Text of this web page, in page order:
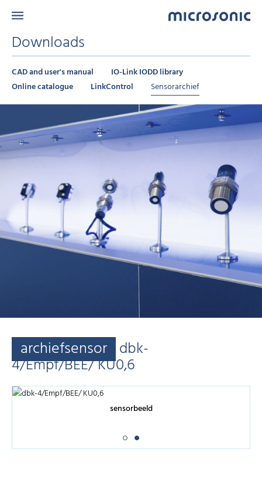
Downloads
CAD and user's manual
IO-Link IODD library
Online catalogue
LinkControl Sensorarchief
archiefsensor dbk-
4/Empf/BEE/ KU0,6
sensorbeeld